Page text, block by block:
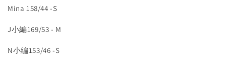
Mina 158/44 -S
J小編169/53 - M
N小編153/46 -S